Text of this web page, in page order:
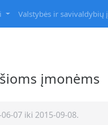
Valstybės ir savivaldybių
įmonėms
07 iki 2015-09-08.